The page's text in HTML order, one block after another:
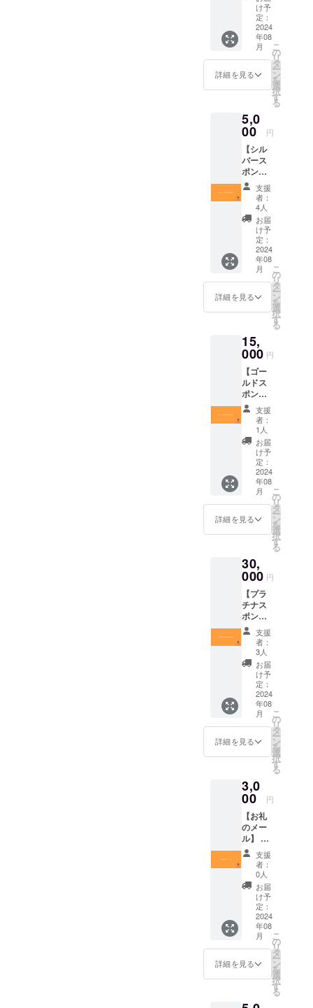
CAMPF
IREマイ
ページ
より支
援完了
画面を
お見せ
場いた
だけま
す。 -
場所に
よって
は見え
ずらい
場合が
ござい
ますの
で、予
めご了
承くだ
さい。
ていた
だきま
す。 -
リター
ンに含
まれて
いるオ
オルは
ワンマ
ンライ
ブ当日
に販売
するも
のと同
等の商
品とな
りま
す。
メッ
セージ -
直筆サ
イン入
りポス
トカー
ド
け予
定：
2024
年08
月
詳細を見る
こ
の
リ
タ
ー
ン
を
選
択
す
る
5,0
00 円
【シル
バース
ポン
サー】 -
お礼の
メッ
セージ -
直筆サ
イン入
りポス
トカー
ド - 活
動報告
記事に
スポン
サー様
ワンマ
ンライ
ブチ
ケット
リアル
タイム
オンラ
イン配
- ワンマ
ンライ
ブ実施
後、HP
にて活
動報告
記事を
公開し
と、活
動報告
をSNS
に投稿
する際
にシル
バース
ポン
サー様
として
お名前
を記載
させて
いただ
きま
す。 -
オンラ
Youtub
e限定配
信にて
配信い
たしま
す。 -
オンラ
イン配
信アー
カイブ
の有効
期限：
ライブ
当日か
ら1週
備考欄
に掲載
支援
者：
4人
お届
け予
定：
2024
年08
月
詳細を見る
こ
の
リ
タ
ー
ン
を
選
択
す
る
15,
000 円
【ゴー
ルドス
ポン
サー】 -
お礼の
メッ
セージ -
直筆サ
イン入
りポス
トカー
ド - 活
動報告
記事に
スポン
サー様
ワンマ
ンライ
ブチ
ケット
リアル
タイム
オンラ
イン配
信 - オ
リジナ
ルス
テッ
カー 備
考 - ワ
ンマン
ライブ
実施
記事を
公開し
ます。 -
活動報
告記事
と、活
動報告
をSNS
に投稿
する際
にゴー
ルドス
ポン
サー様
として
お名前
を記載
支援
者：
1人
お届
け予
定：
2024
年08
月
詳細を見る
こ
の
リ
タ
ー
ン
を
選
択
す
る
30,
000 円
【プラ
チナス
ポン
サー】 -
お礼の
メッ
セージ -
直筆サ
イン入
りポス
トカー
ド - 活
動報告
記事に
スポン
サー様
ワンマ
ンライ
ブチ
ケット
リアル
タイム
オンラ
イン配
信 - オ
リジナ
ルス
テッ
カー -
オリジ
ナル
フェイ
スタオ
- ワンマ
支援
者：
3人
お届
け予
定：
2024
年08
月
詳細を見る
こ
の
リ
タ
ー
ン
を
選
択
す
る
3,0
00 円
【お礼
のメー
ル】 感
謝の気
持ちを
込め
て、お
礼の
メッ
セージ
をお送
りしま
す。 ※
本リ
ターン
は【お
支援
者：
0人
お届
け予
定：
2024
年08
月
詳細を見る
こ
の
リ
タ
ー
ン
を
選
択
す
る